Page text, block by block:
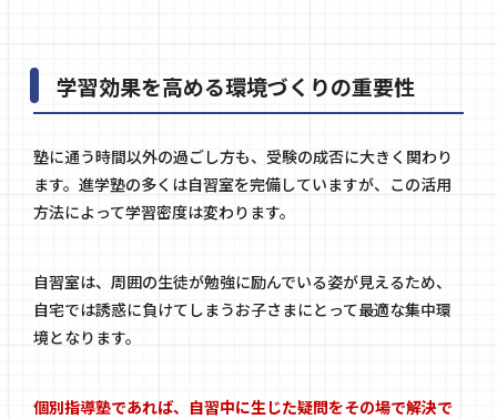
学習効果を高める環境づくりの重要性
塾に通う時間以外の過ごし方も、受験の成否に大きく関わり
ます。進学塾の多くは自習室を完備していますが、この活用
方法によって学習密度は変わります。
自習室は、周囲の生徒が勉強に励んでいる姿が見えるため、
自宅では誘惑に負けてしまうお子さまにとって最適な集中環
境となります。
個別指導塾であれば、自習中に生じた疑問をその場で解決で